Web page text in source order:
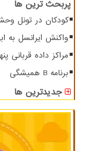
پربحث ترین ها
کودکان در تونل
واکنش ایرانسل به
مراکز داده قربانی
برنامه B همیشگی
جدیدترین ها